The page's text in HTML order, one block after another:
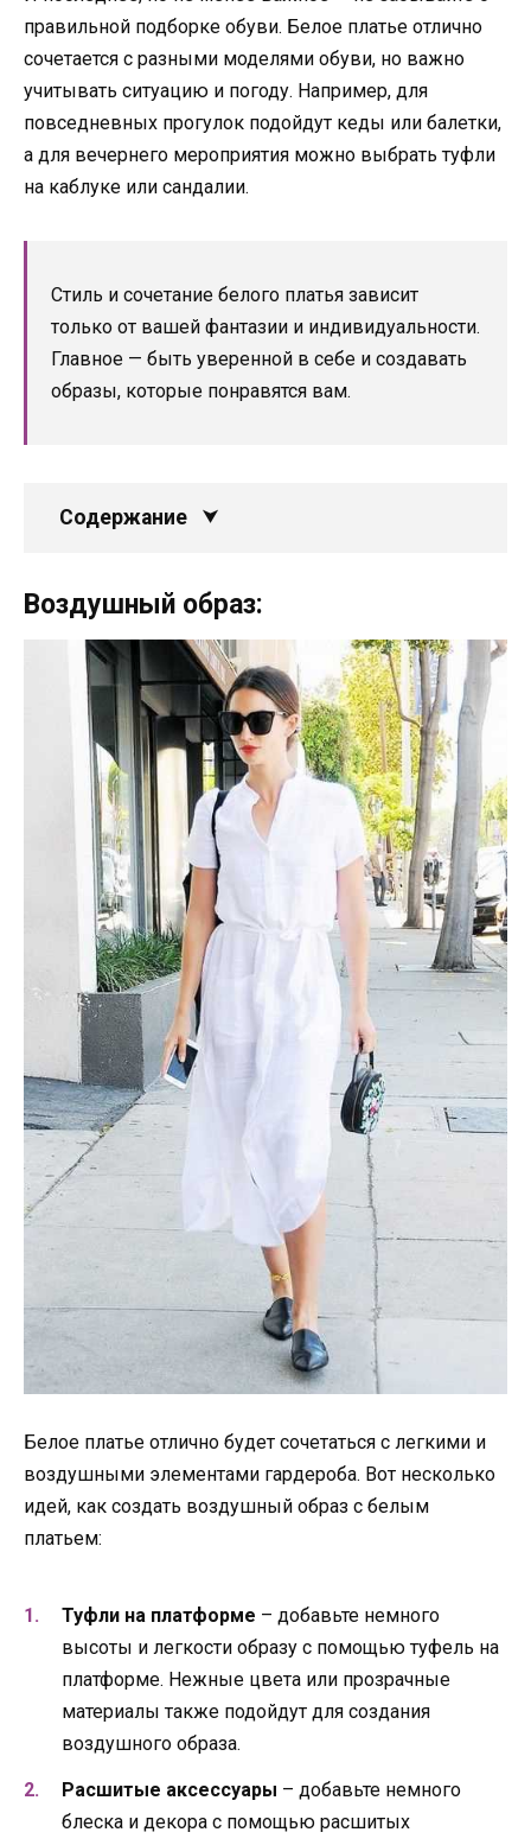
правильной подборке обуви. Белое платье отлично
сочетается с разными моделями обуви, но важно
учитывать ситуацию и погоду. Например, для
повседневных прогулок подойдут кеды или балетки,
а для вечернего мероприятия можно выбрать туфли
на каблуке или сандалии.
Стиль и сочетание белого платья зависит
только от вашей фантазии и индивидуальности.
Главное — быть уверенной в себе и создавать
образы, которые понравятся вам.
Содержание
Воздушный образ:
Белое платье отлично будет сочетаться с легкими и
воздушными элементами гардероба. Вот несколько
идей, как создать воздушный образ с белым
платьем:
Туфли на платформе – добавьте немного
высоты и легкости образу с помощью туфель на
платформе. Нежные цвета или прозрачные
материалы также подойдут для создания
воздушного образа.
Расшитые аксессуары – добавьте немного
блеска и декора с помощью расшитых